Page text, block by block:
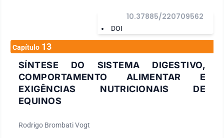
DOI
10.37885/220709562
Capítulo 13
SÍNTESE DO SISTEMA DIGESTIVO,
COMPORTAMENTO ALIMENTAR E
EXIGÊNCIAS NUTRICIONAIS DE
EQUINOS
Rodrigo Brombati Vogt